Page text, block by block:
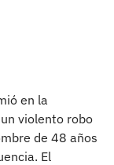
en la
violento robo
de 48 años
El